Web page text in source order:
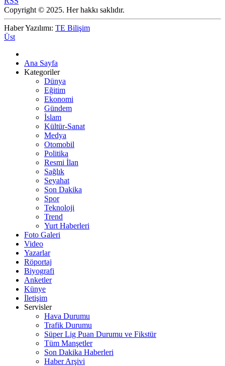
Copyright © 2025. Her hakkı saklıdır.
Haber Yazılımı: TE Bilişim
Üst
Ana Sayfa
Kategoriler
Dünya
Eğitim
Ekonomi
Gündem
İslam
Kültür-Sanat
Medya
Otomobil
Politika
Resmi İlan
Sağlık
Seyahat
Son Dakika
Spor
Teknoloji
Trend
Yurt Haberleri
Foto Galeri
Video
Yazarlar
Röportaj
Biyografi
Anketler
Künye
İletişim
Servisler
Hava Durumu
Trafik Durumu
Süper Lig Puan Durumu ve Fikstür
Tüm Manşetler
Son Dakika Haberleri
Haber Arşivi